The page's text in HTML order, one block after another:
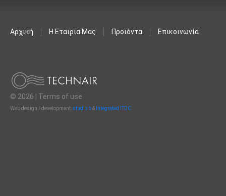
Αρχική Η Εταιρία Μας Προϊόντα Επικοινωνία
© 2026 | Terms of use
Web design / development: studio b& Integrated ITDC